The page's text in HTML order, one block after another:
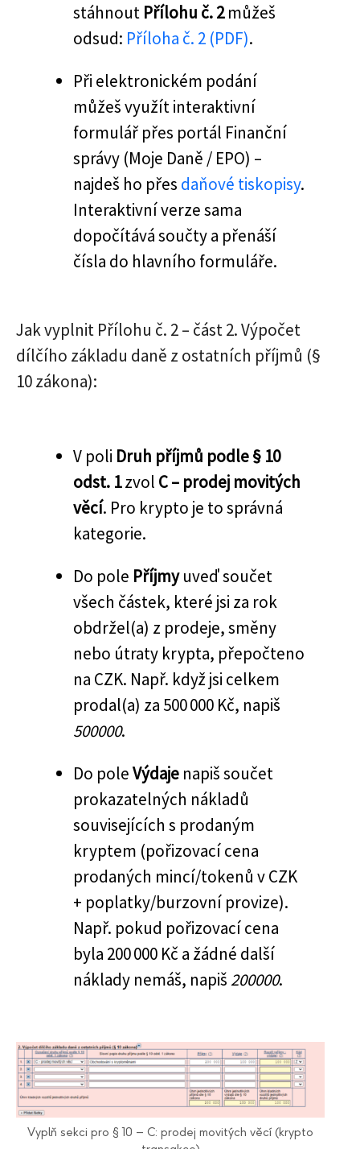
stáhnout Přílohu č. 2můžeš
odsud: Příloha č. 2 (PDF).
Při elektronickém podání
můžeš využít interaktivní
formulář přes portál Finanční
správy (Moje Daně / EPO) –
najdeš ho přes daňové tiskopisy.
Interaktivní verze sama
dopočítává součty a přenáší
čísla do hlavního formuláře.
Jak vyplnit Přílohu č. 2 – část 2. Výpočet
dílčího základu daně z ostatních příjmů (§
10 zákona):
V poli Druh příjmů podle § 10
odst. 1zvol C – prodej movitých
věcí. Pro krypto je to správná
kategorie.
Do pole Příjmyuveď součet
všech částek, které jsi za rok
obdržel(a) z prodeje, směny
nebo útraty krypta, přepočteno
na CZK. Např. když jsi celkem
prodal(a) za 500 000 Kč, napiš
500000.
Do poleVýdajenapiš součet
prokazatelných nákladů
souvisejících s prodaným
kryptem (pořizovací cena
prodaných mincí/tokenů v CZK
+ poplatky/burzovní provize).
Např. pokud pořizovací cena
byla 200 000 Kč a žádné další
náklady nemáš, napiš 200000.
Vyplň sekci pro § 10 – C: prodej movitých věcí (krypto